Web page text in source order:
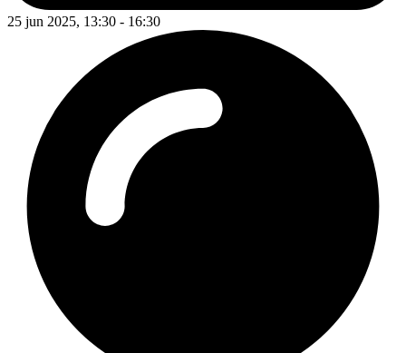
25 jun 2025, 13:30 - 16:30